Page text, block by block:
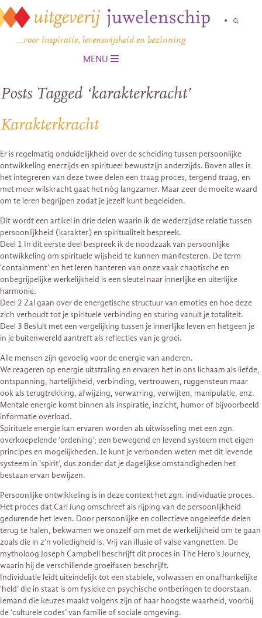
…voor inspiratie, levenswijsheid en bezinning
MENU
Posts Tagged ‘karakterkracht’
Karakterkracht
Er is regelmatig onduidelijkheid over de scheiding tussen persoonlijke
ontwikkeling enerzijds en spiritueel bewustzijn anderzijds. Boven alles is
het integreren van deze twee delen een traag proces, tergend traag, en
met meer wilskracht gaat het nóg langzamer. Maar zeer de moeite waard
om te leren begrijpen zodat je jezelf kunt begeleiden.
Dit wordt een artikel in drie delen waarin ik de wederzijdse relatie tussen
persoonlijkheid (karakter) en spiritualiteit bespreek.
Deel 1 In dit eerste deel bespreek ik de noodzaak van persoonlijke
ontwikkeling om spirituele wijsheid te kunnen manifesteren. De term
‘containment’ en het leren hanteren van onze vaak chaotische en
onbegrijpelijke werkelijkheid is een sleutel naar innerlijke en uiterlijke
harmonie.
Deel 2 Zal gaan over de energetische structuur van emoties en hoe deze
zich verhoudt tot je spirituele verbinding en sturing vanuit je totaliteit.
Deel 3 Besluit met een vergelijking tussen je innerlijke leven en hetgeen je
in je buitenwereld aantreft als reflecties van je groei.
Alle mensen zijn gevoelig voor de energie van anderen.
We reageren op energie uitstraling en ervaren het in ons lichaam als liefde,
ontspanning, hartelijkheid, verbinding, vertrouwen, ruggensteun maar
ook als terugtrekking, afwijzing, verwarring, verwijten, manipulatie, enz.
Mentale energie komt binnen als inspiratie, inzicht, humor of bijvoorbeeld
informatie overload.
Spirituele energie kan ervaren worden als uitwisseling met een zgn.
overkoepelende ‘ordening’; een bewegend en levend systeem met eigen
principes en mogelijkheden. Je kunt je verbonden weten met dit levende
systeem in ‘spirit’, dus zonder dat je dagelijkse omstandigheden het
bestaan ervan bewijzen.
Persoonlijke ontwikkeling is in deze context het zgn. individuatie proces.
Het proces dat Carl Jung omschreef als rijping van de persoonlijkheid
gedurende het leven. Door persoonlijke en collectieve ongeleefde delen
terug te halen, bekwamen we onszelf om met de werkelijkheid om te gaan
zoals die in z’n volledigheid is. Vrij van illusie of valse vangnetten. De
mytholoog Joseph Campbell beschrijft dit proces in The Hero’s Journey,
waarin hij de verschillende groeifasen beschrijft.
Individuatie leidt uiteindelijk tot een stabiele, volwassen en onafhankelijke
‘held’ die in staat is om fysieke en psychische ontberingen te doorstaan.
Iemand die keuzes maakt volgens zijn of haar hoogste waarheid, voorbij
de ‘culturele codes’ van familie of sociale omgeving.